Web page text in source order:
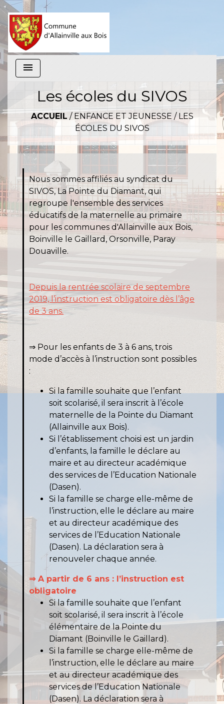
menu
Les écoles du SIVOS
ACCUEIL / ENFANCE ET JEUNESSE / LES
ÉCOLES DU SIVOS
Nous sommes affiliés au syndicat du
SIVOS, La Pointe du Diamant, qui
regroupe l'ensemble des services
éducatifs de la maternelle au primaire
pour les communes d'Allainville aux Bois,
Boinville le Gaillard, Orsonville, Paray
Douaville.
Depuis la rentrée scolaire de septembre
2019, l’instruction est obligatoire dès l’âge
de 3 ans.
⇒ Pour les enfants de 3 à 6 ans, trois
mode d’accès à l’instruction sont possibles
:
Si la famille souhaite que l’enfant
soit scolarisé, il sera inscrit à l’école
maternelle de la Pointe du Diamant
(Allainville aux Bois).
Si l’établissement choisi est un jardin
d’enfants, la famille le déclare au
maire et au directeur académique
des services de l’Education Nationale
(Dasen).
Si la famille se charge elle-même de
l’instruction, elle le déclare au maire
et au directeur académique des
services de l’Education Nationale
(Dasen). La déclaration sera à
renouveler chaque année.
⇒ A partir de 6 ans : l’instruction est
obligatoire
Si la famille souhaite que l’enfant
soit scolarisé, il sera inscrit à l’école
élémentaire de la Pointe du
Diamant (Boinville le Gaillard).
Si la famille se charge elle-même de
l’instruction, elle le déclare au maire
et au directeur académique des
services de l’Education Nationale
(Dasen). La déclaration sera à